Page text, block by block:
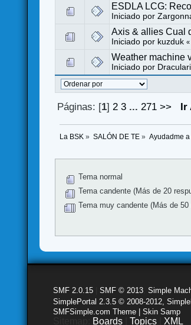
ESDLA LCG:
Iniciado por
Axis & allies Cual
Iniciado por kuzduk«
Weather machine
Iniciado por
Páginas: [1] 2 3 ... 271 >> Ir
La BSK » SALÓN DE TE» Ayudadme
Tema normal
Tema candente (Más de 20
Tema muy candente (Más de 50
SMF 2.0.15 |SMF © 2013 ,Simple
SimplePortal 2.3.5 © 2008-2012,
SMFSimple.com Theme | Skin Samp
Boards |Topics XML